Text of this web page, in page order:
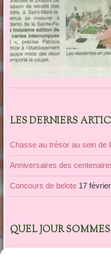
LES DERNIERS
Chasse au trésor au sein de
Anniversaires des
Concours de belote 17
QUEL JOUR